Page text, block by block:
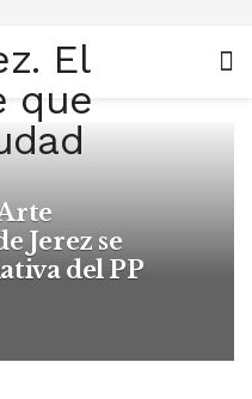
Jerez se
del PP